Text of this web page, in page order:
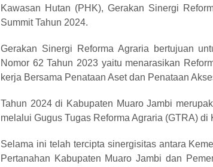
Kawasan Hutan (PHK), Gerakan Sinergi
Summit Tahun 2024.
Gerakan Sinergi Reforma Agraria bertujuan
Nomor 62 Tahun 2023 yaitu menarasikan
kerja Bersama Penataan Aset dan Penataan
Tahun 2024 di Kabupaten Muaro Jambi
melalui Gugus Tugas Reforma Agraria (GTRA) di
Selama ini telah tercipta sinergisitas antara
Pertanahan Kabupaten Muaro Jambi dan